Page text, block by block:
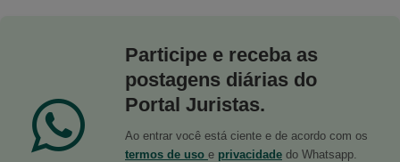
Participe e receba as
postagens diárias do
Portal Juristas.
Ao entrar você está ciente e de acordo com os
termos de uso e privacidade do Whatsapp.